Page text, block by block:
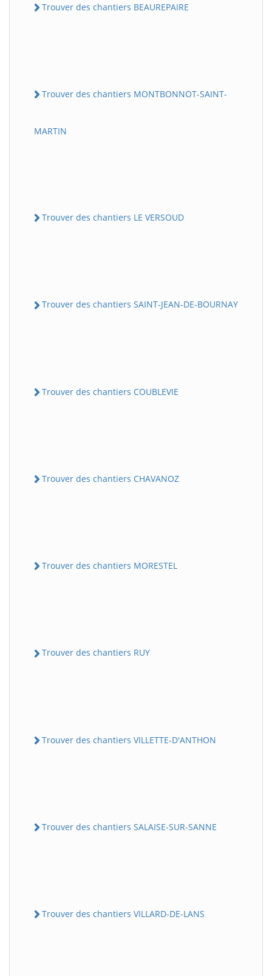
Trouver des chantiers BEAUREPAIRE
Trouver des chantiers MONTBONNOT-SAINT-
MARTIN
Trouver des chantiers LE VERSOUD
Trouver des chantiers SAINT-JEAN-DE-BOURNAY
Trouver des chantiers COUBLEVIE
Trouver des chantiers CHAVANOZ
Trouver des chantiers MORESTEL
Trouver des chantiers RUY
Trouver des chantiers VILLETTE-D'ANTHON
Trouver des chantiers SALAISE-SUR-SANNE
Trouver des chantiers VILLARD-DE-LANS